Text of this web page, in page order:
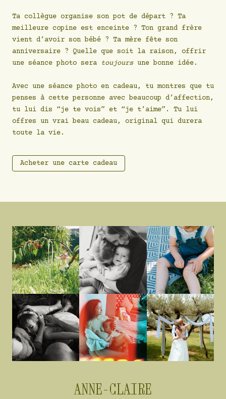
Ta collègue organise son pot de départ ? Ta
meilleure copine est enceinte ? Ton grand frère
vient d’avoir son bébé ? Ta mère fête son
anniversaire ? Quelle que soit la raison, offrir
une séance photo sera
toujoursune bonne idée.
Avec une séance photo en cadeau, tu montres que tu
penses à cette personne avec beaucoup d’affection,
tu lui dis “je te vois” et “je t’aime”. Tu lui
offres un vrai beau cadeau, original qui durera
toute la vie.
Acheter une carte cadeau
ANNE-CLAIRE